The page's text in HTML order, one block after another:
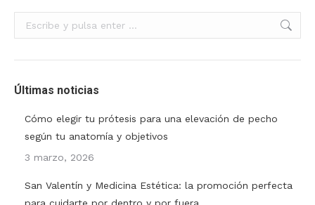
Buscar:
Últimas noticias
Cómo elegir tu prótesis para una elevación de pecho
según tu anatomía y objetivos
3 marzo, 2026
San Valentín y Medicina Estética: la promoción perfecta